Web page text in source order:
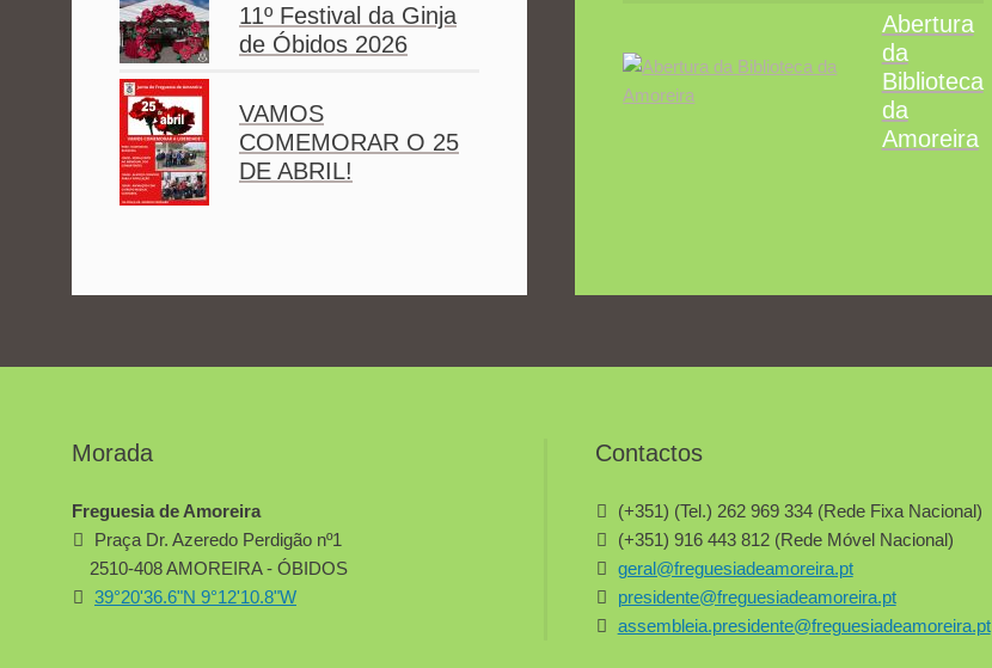
11º Festival da Ginja
de Óbidos 2026
VAMOS
COMEMORAR O 25
DE ABRIL!
Abertura
da
Biblioteca
da
Amoreira
Morada
Freguesia de Amoreira
Praça Dr. Azeredo Perdigão nº1
2510-408 AMOREIRA - ÓBIDOS
39°20'36.6"N 9°12'10.8"W
Contactos
(+351) (Tel.) 262 969 334 (Rede Fixa Nacional)
(+351) 916 443 812 (Rede Móvel Nacional)
geral@freguesiadeamoreira.pt
presidente@freguesiadeamoreira.pt
assembleia.presidente@freguesiadeamoreira.pt